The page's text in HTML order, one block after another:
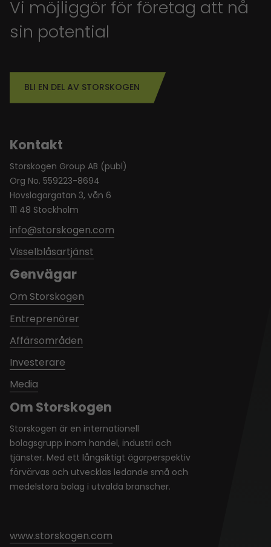
Vi möjliggör för företag att nå
sin potential
BLI EN DEL AV STORSKOGEN
Om Storskogen
Storskogen är en internationell
bolagsgrupp inom handel, industri och
tjänster. Med ett långsiktigt ägarperspektiv
förvärvas och utvecklas ledande små och
medelstora bolag i utvalda branscher.
www.storskogen.com
Kontakt
Storskogen Group AB (publ)
Org No. 559223-8694
Hovslagargatan 3, vån 6
111 48 Stockholm
info@storskogen.com
Visselblåsartjänst
Genvägar
Om Storskogen
Entreprenörer
Affärsområden
Investerare
Media